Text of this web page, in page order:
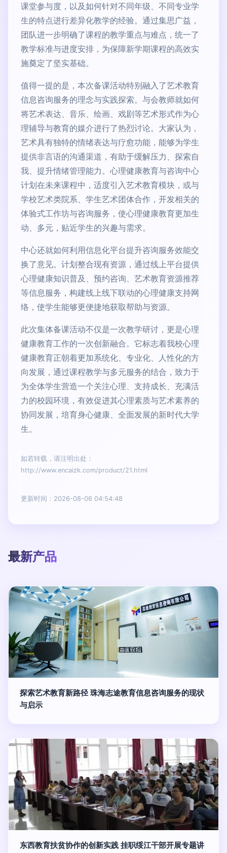
课堂参与度，以及如何针对不同年级、不同专业学
生的特点进行差异化教学的经验。通过集思广益，
团队进一步明确了课程的教学重点与难点，统一了
教学标准与进度安排，为保障新学期课程的高效实
施奠定了坚实基础。
值得一提的是，本次备课活动特别融入了艺术教育
信息咨询服务的理念与实践探索。与会教师就如何
将艺术表达、音乐、绘画、戏剧等艺术形式作为心
理辅导与教育的媒介进行了热烈讨论。大家认为，
艺术具有独特的情绪表达与疗愈功能，能够为学生
提供非言语的沟通渠道，有助于缓解压力、探索自
我、提升情绪管理能力。心理健康教育与咨询中心
计划在未来课程中，适度引入艺术教育模块，或与
学校艺术类院系、学生艺术团体合作，开发相关的
体验式工作坊与咨询服务，使心理健康教育更加生
动、多元，贴近学生的兴趣与需求。
中心还就如何利用信息化平台提升咨询服务效能交
换了意见。计划整合现有资源，通过线上平台提供
心理健康知识普及、预约咨询、艺术教育资源推荐
等信息服务，构建线上线下联动的心理健康支持网
络，使学生能够更便捷地获取帮助与资源。
此次集体备课活动不仅是一次教学研讨，更是心理
健康教育工作的一次创新融合。它标志着我校心理
健康教育正朝着更加系统化、专业化、人性化的方
向发展，通过课程教学与多元服务的结合，致力于
为全体学生营造一个关注心理、支持成长、充满活
力的校园环境，有效促进其心理素质与艺术素养的
协同发展，培育身心健康、全面发展的新时代大学
生。
如若转载，请注明出处：
http://www.encaizk.com/product/21.html
更新时间：2026-08-06 04:54:48
最新产品
探索艺术教育新路径 珠海志途教育信息咨询服务的现状
与启示
东西教育扶贫协作的创新实践 挂职绥江干部开展专题讲